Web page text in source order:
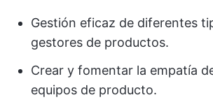
Gestión eficaz de diferentes
gestores de productos.
Crear y fomentar la empatía
equipos de producto.